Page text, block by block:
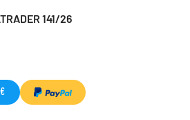
141/26